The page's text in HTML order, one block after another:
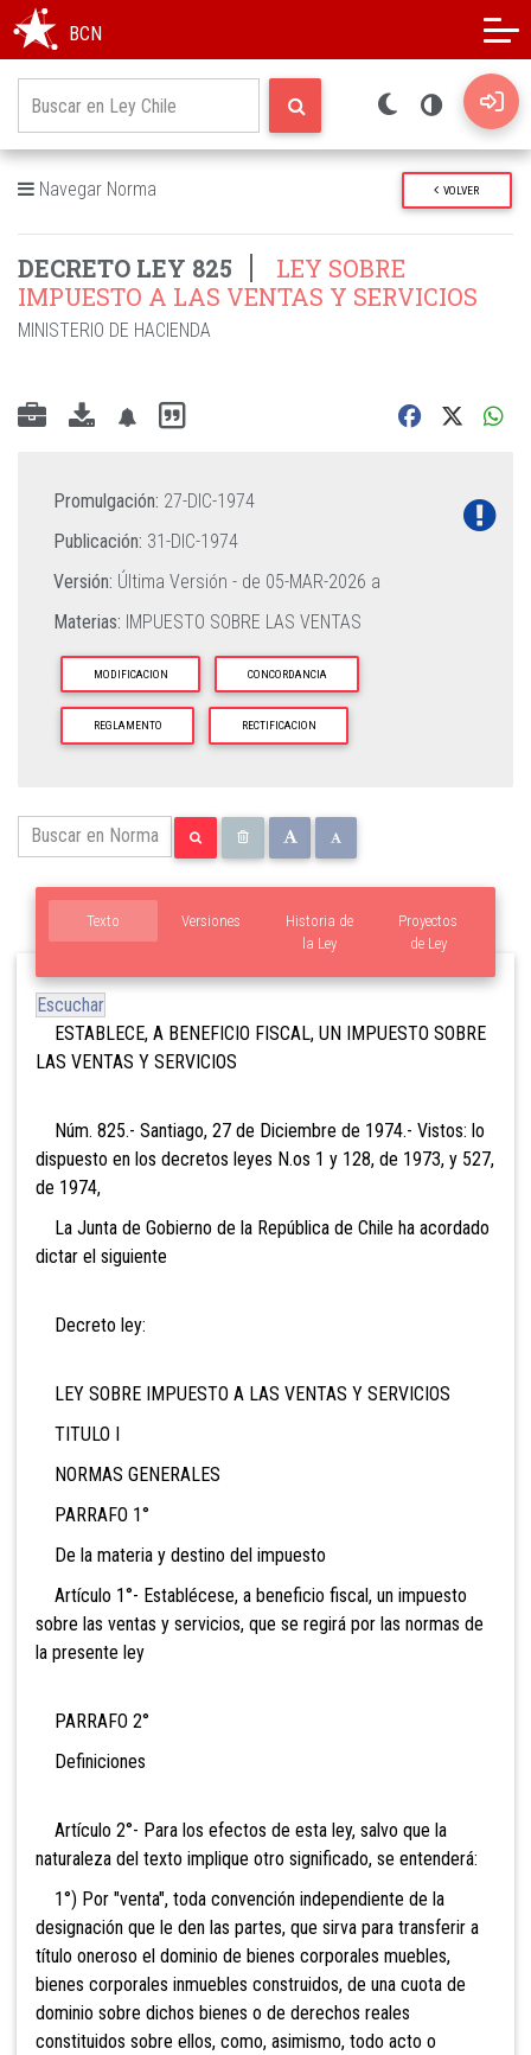
BCN
Navegar Norma VOLVER
DECRETO LEY 825
LEY SOBRE
IMPUESTO A LAS VENTAS Y SERVICIOS
MINISTERIO DE HACIENDA
Promulgación: 27-DIC-1974
Publicación: 31-DIC-1974
Versión: Última Versión - de 05-MAR-2026 a
Materias: IMPUESTO SOBRE LAS VENTAS
MODIFICACION CONCORDANCIA
REGLAMENTO RECTIFICACION
Texto Versiones
Proyectos
de Ley
Historia de
la Ley
Escuchar
ESTABLECE, A BENEFICIO FISCAL, UN IMPUESTO SOBRE
LAS VENTAS Y SERVICIOS
Núm. 825.- Santiago, 27 de Diciembre de 1974.- Vistos: lo
dispuesto en los decretos leyes N.os 1 y 128, de 1973, y 527,
de 1974,
La Junta de Gobierno de la República de Chile ha acordado
dictar el siguiente
Decreto ley:
LEY SOBRE IMPUESTO A LAS VENTAS Y SERVICIOS
TITULO I
NORMAS GENERALES
PARRAFO 1°
De la materia y destino del impuesto
Artículo 1°- Establécese, a beneficio fiscal, un impuesto
sobre las ventas y servicios, que se regirá por las normas de
la presente ley
PARRAFO 2°
Definiciones
Artículo 2°- Para los efectos de esta ley, salvo que la
naturaleza del texto implique otro significado, se entenderá:
1°) Por "venta", toda convención independiente de la
designación que le den las partes, que sirva para transferir a
título oneroso el dominio de bienes corporales muebles,
bienes corporales inmuebles construidos, de una cuota de
dominio sobre dichos bienes o de derechos reales
constituidos sobre ellos, como, asimismo, todo acto o